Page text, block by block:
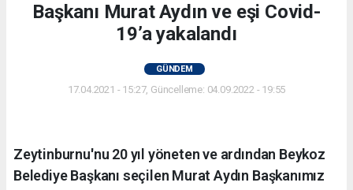
Başkanı Murat Aydın ve eşi Covid-
19’a yakalandı
GÜNDEM
17.04.2021 - 15:27, Güncelleme: 04.09.2022 - 19:55
Zeytinburnu'nu 20 yıl yöneten ve ardından Beykoz
Belediye Başkanı seçilen Murat Aydın Başkanımız